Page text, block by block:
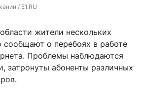
/ E1.RU
жители нескольких
сообщают о перебоях в работе
Проблемы наблюдаются
затронуты абоненты различных